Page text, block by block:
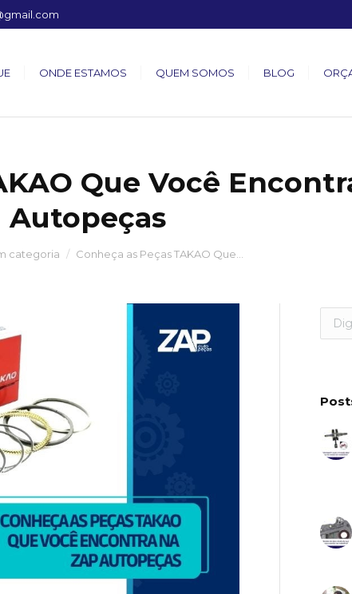
ONDE ESTAMOS QUEM SOMOS BLOG
Que Você
Autopeças
categoria Conheça as Peças TAKAO Que…